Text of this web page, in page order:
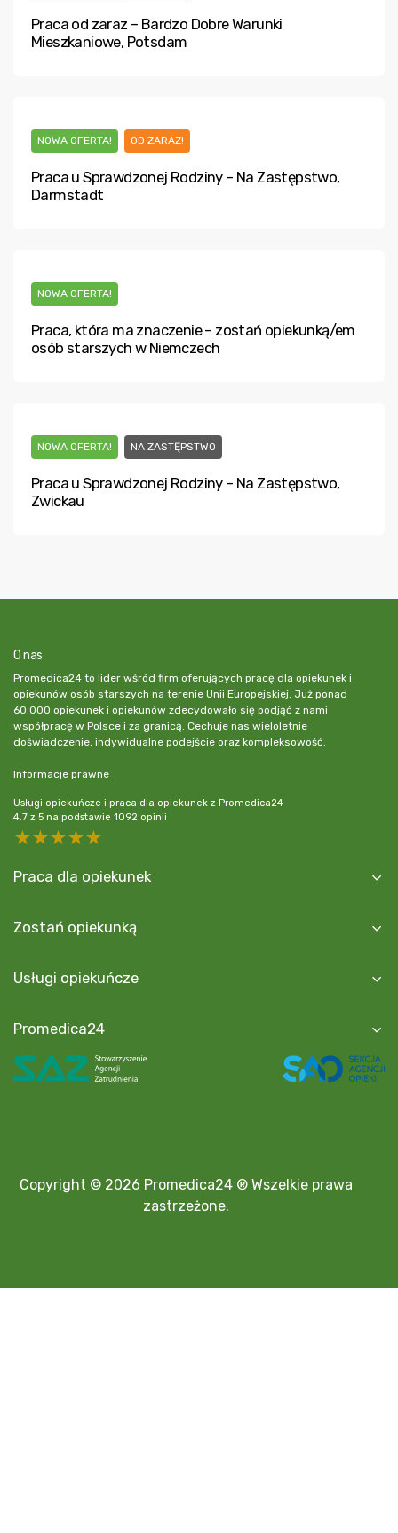
Praca od zaraz – Bardzo Dobre Warunki
Mieszkaniowe, Potsdam
NOWA OFERTA! OD ZARAZ!
Praca u Sprawdzonej Rodziny – Na Zastępstwo,
Darmstadt
NOWA OFERTA!
Praca, która ma znaczenie – zostań opiekunką/em
osób starszych w Niemczech
NOWA OFERTA! NA ZASTĘPSTWO
Praca u Sprawdzonej Rodziny – Na Zastępstwo,
Zwickau
O nas
Promedica24 to lider wśród firm oferujących pracę dla opiekunek i
opiekunów osób starszych na terenie Unii Europejskiej. Już ponad
60.000 opiekunek i opiekunów zdecydowało się podjąć z nami
współpracę w Polsce i za granicą. Cechuje nas wieloletnie
doświadczenie, indywidualne podejście oraz kompleksowość.
Informacje prawne
Usługi opiekuńcze i praca dla opiekunek z Promedica24
4.7 z 5 na podstawie 1092 opinii
5 stars
4 stars
3 stars
2 stars
Praca dla opiekunek
Zostań opiekunką
Usługi opiekuńcze
Promedica24
Copyright © 2026 Promedica24 ® Wszelkie prawa
zastrzeżone.